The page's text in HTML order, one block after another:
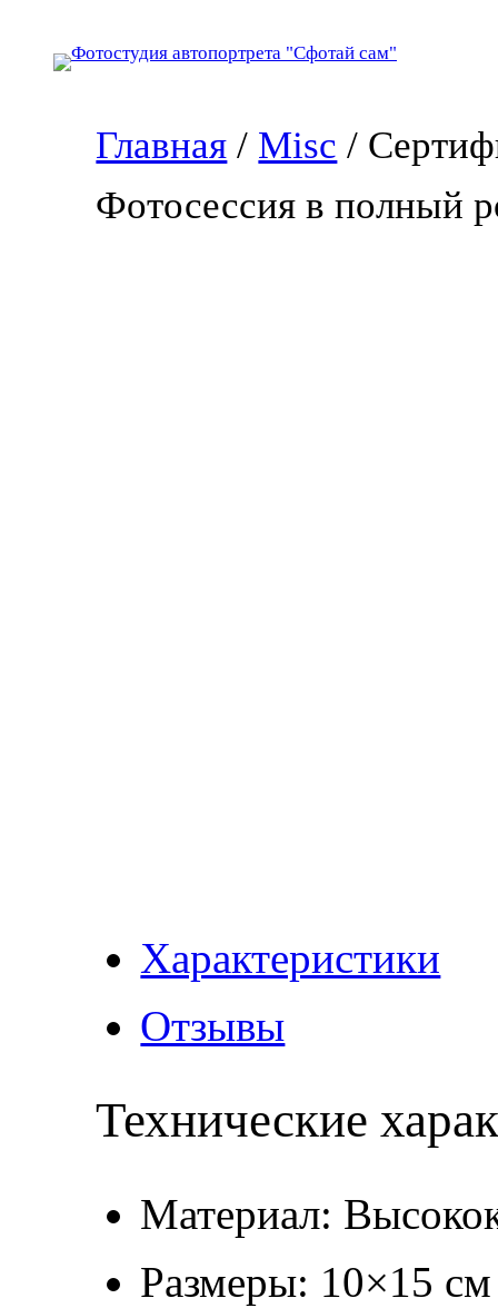
Главная / Misc /
Фотосессия в полный
Характеристики
Отзывы
Технические
Материал:
Размеры: 10×15 см